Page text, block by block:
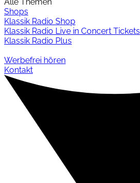
Shops
Klassik Radio Shop
Klassik Radio Live in Concert Tickets
Klassik Radio Plus
Werbefrei hören
Kontakt